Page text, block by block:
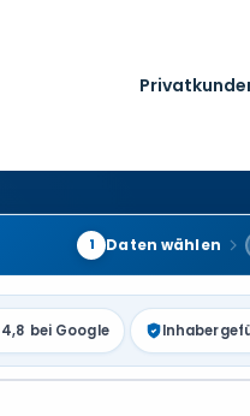
1 Daten wählen
4,8 bei Google